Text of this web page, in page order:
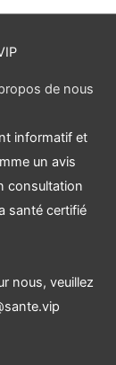
de nous
informatif et
un avis
consultation
santé certifié
nous, veuillez